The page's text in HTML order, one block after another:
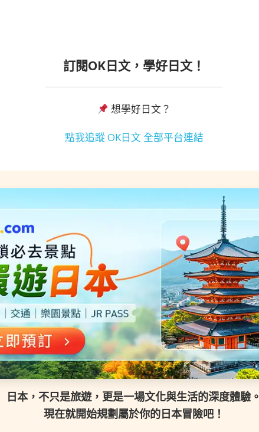
訂閱OK日文，學好日文！
想學好日文？
點我追蹤 OK日文 全部平台連結
日本，不只是旅遊，更是一場文化與生活的深度體驗。
現在就開始規劃屬於你的日本冒險吧！